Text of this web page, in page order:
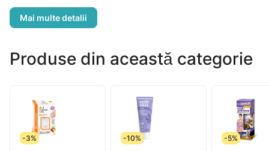
aspectul
Produse din această categorie
-3% -10% -5%